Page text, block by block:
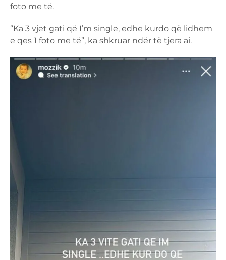
foto me të.
“Ka 3 vjet gati që I’m single, edhe kurdo që lidhem
e qes 1 foto me të”, ka shkruar ndër të tjera ai.